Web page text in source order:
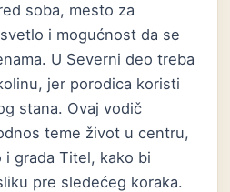
soba, mesto za
i mogućnost da se
U Severni deo treba
jer porodica koristi
stana. Ovaj vodič
teme život u centru,
i grada Titel, kako bi
pre sledećeg koraka.